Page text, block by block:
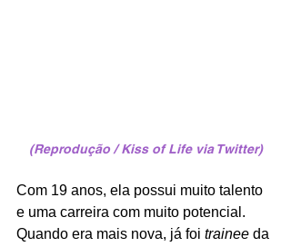
(Reprodução / Kiss of Life via Twitter)
Com 19 anos, ela possui muito talento
e uma carreira com muito potencial.
Quando era mais nova, já foi trainee da